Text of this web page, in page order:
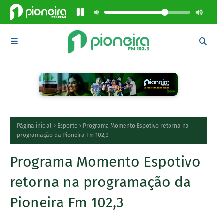
Página inicial Esporte
Programa Momento Espotivo retorna na
programação da Pioneira Fm 102,3
Programa Momento Espotivo
retorna na programação da
Pioneira Fm 102,3